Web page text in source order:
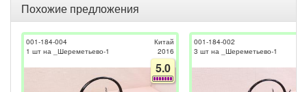
Похожие предложения
001-184-004
1 шт на _Шереметьево-1
Китай
2016
5.0
001-184-002
3 шт на _Шереметьево-1